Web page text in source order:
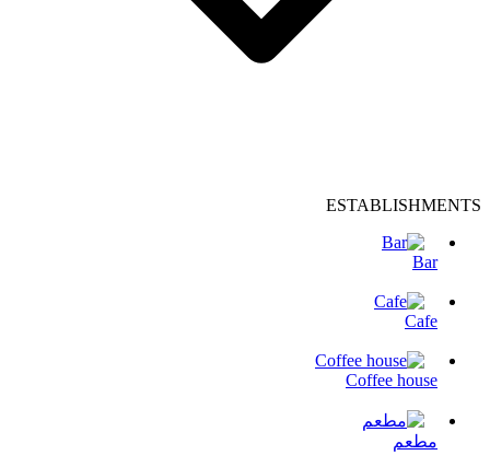
ESTABLISHMENTS
Bar
Cafe
Coffee house
مطعم